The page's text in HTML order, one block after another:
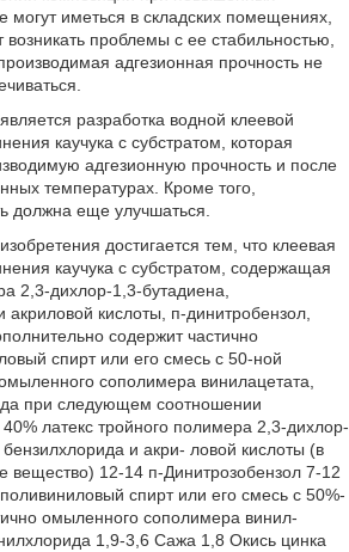
могут иметься в складских помещениях,
проблемы с ее стабильностью,
адгезионная прочность не
разработка водной клеевой
каучука с субстратом, которая
адгезионную прочность и после
температурах. Кроме того,
должна еще улучшаться.
достигается тем, что клеевая
каучука с субстратом, содержащая
2,3-дихлор-1,3-бутадиена,
акриловой кислоты, п-динитробензол,
содержит частично
спирт или его смесь с 50-ной
сополимера винилацетата,
при следующем соотношении
латекс тройного полимера 2,3-дихлор-
и акри- ловой кислоты (в
вещество) 12-14 п-Динитрозобензол 7-12
спирт или его смесь с 50%-
омыленного сополимера винил-
1,9-3,6 Сажа 1,8 Окись цинка